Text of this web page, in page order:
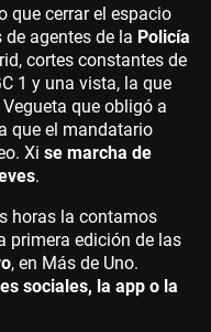
que cerrar el espacio
de agentes de la Policía
cortes constantes de
1 y una vista, la que
que obligó a
que el mandatario
Xi se marcha de
.
horas la contamos
primera edición de las
, en Más de Uno.
sociales, la app o la